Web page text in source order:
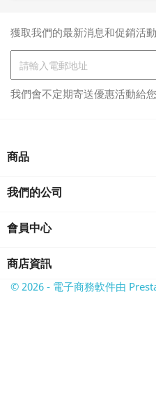
獲取我們的最新消息和促銷活動
我們會不定期寄送優惠活動給
商品
我們的公司
會員中心
商店資訊
© 2026 - 電子商務軟件由